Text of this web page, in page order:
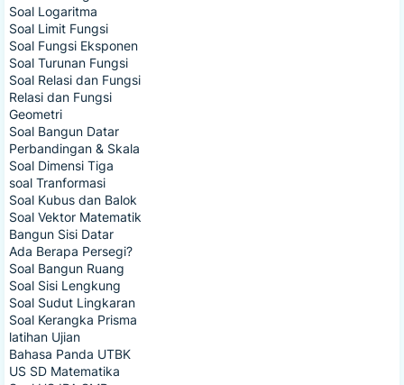
Soal Logaritma
Soal Limit Fungsi
Soal Fungsi Eksponen
Soal Turunan Fungsi
Soal Relasi dan Fungsi
Relasi dan Fungsi
Geometri
Soal Bangun Datar
Perbandingan & Skala
Soal Dimensi Tiga
soal Tranformasi
Soal Kubus dan Balok
Soal Vektor Matematik
Bangun Sisi Datar
Ada Berapa Persegi?
Soal Bangun Ruang
Soal Sisi Lengkung
Soal Sudut Lingkaran
Soal Kerangka Prisma
latihan Ujian
Bahasa Panda UTBK
US SD Matematika